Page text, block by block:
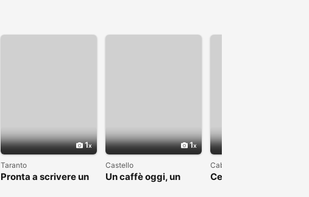
1
Taranto
Pronta a scrivere un
1
Castello
Un caffè oggi, un
Cabras
Cerco una bella